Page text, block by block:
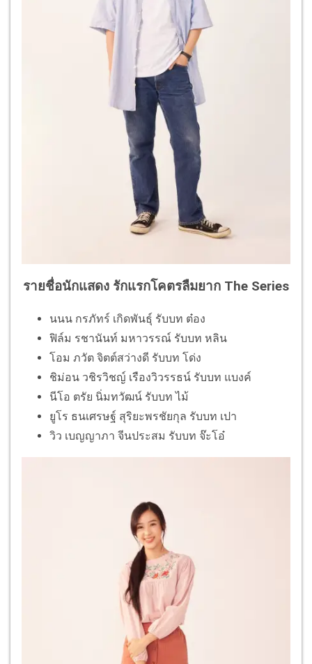
รายชื่อนักแสดง รักแรกโคตรลืมยาก The Series
นนน กรภัทร์ เกิดพันธุ์ รับบท ต๋อง
ฟิล์ม รชานันท์ มหาวรรณ์ รับบท หลิน
โอม ภวัต จิตต์สว่างดี รับบท โด่ง
ชิม่อน วชิรวิชญ์ เรืองวิวรรธน์ รับบท แบงค์
นีโอ ตรัย นิ่มทวัฒน์ รับบท ไม้
ยูโร ธนเศรษฐ์ สุริยะพรชัยกุล รับบท เปา
วิว เบญญาภา จีนประสม รับบท จ๊ะโอ๋